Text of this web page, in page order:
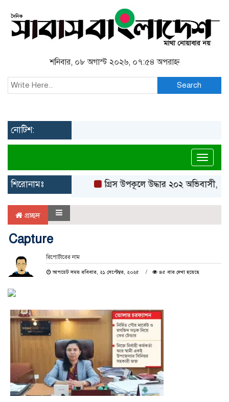
শনিবার, ০৮ অগাস্ট ২০২৬, ০৭:৫৪ অপরাহ্ন
Search
নোটিশ:
শিরোনামঃ গ্রিস উপকূলে উদ্ধার ২০২ অভিবাসী,
প্রচ্ছদ
Capture
রিপোর্টারের নাম
আপডেট সময় রবিবার, ২১ সেপ্টেম্বর, ২০২৫ ৪৫ বার দেখা হয়েছে